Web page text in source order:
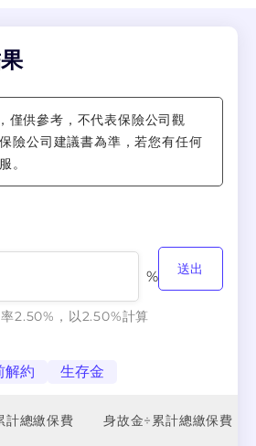
清方式 若希望
生息」。
僅供參考，不代表保險公司觀
險公司建議書為準，若您有任何
。
%
2.50%，以2.50%計算
送出
解約 生存金
計總繳保費 身故金÷累計總繳保費